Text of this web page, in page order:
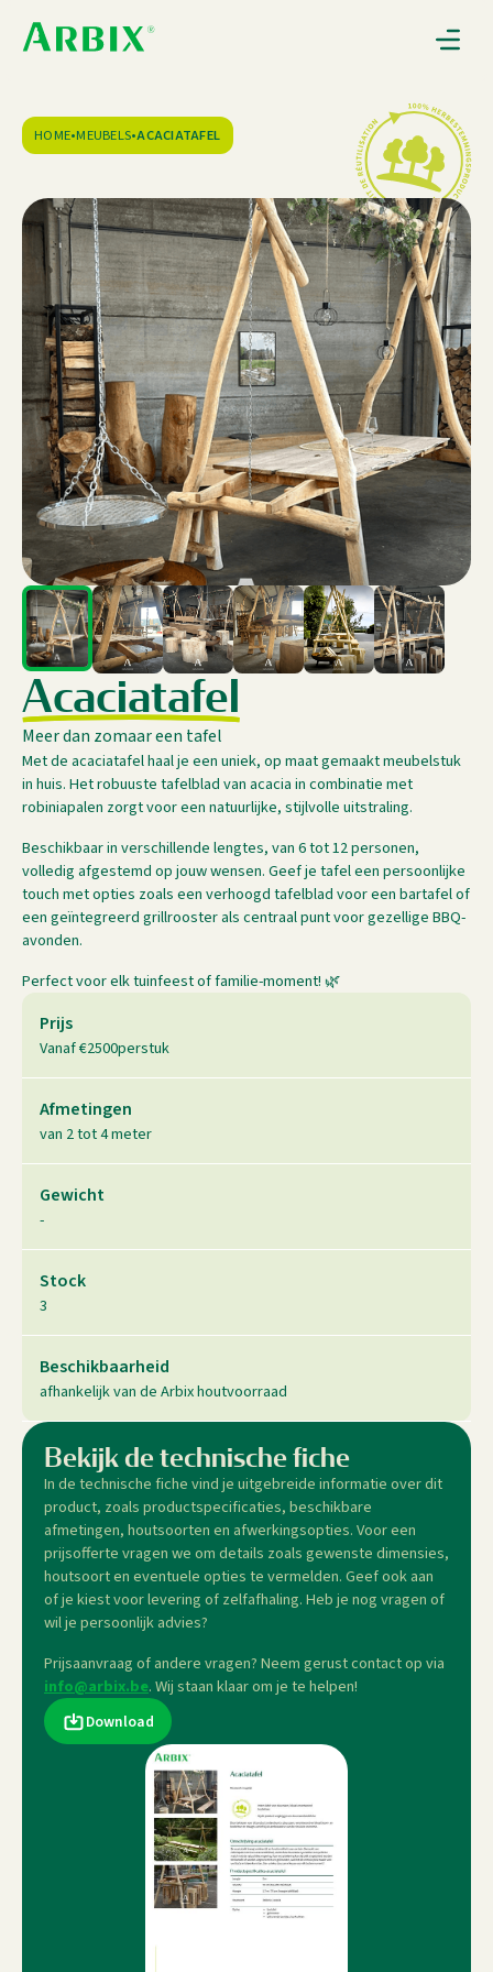
Gebruiksaanwijzingen
Over Arbix
Contact
0
HOME•MEUBELS•ACACIATAFEL
Acaciatafel
Meer dan zomaar een tafel
Met de acaciatafel haal je een uniek, op maat gemaakt meubelstuk
in huis. Het robuuste tafelblad van acacia in combinatie met
robiniapalen zorgt voor een natuurlijke, stijlvolle uitstraling.
Beschikbaar in verschillende lengtes, van 6 tot 12 personen,
volledig afgestemd op jouw wensen. Geef je tafel een persoonlijke
touch met opties zoals een verhoogd tafelblad voor een bartafel of
een geïntegreerd grillrooster als centraal punt voor gezellige BBQ-
avonden.
Perfect voor elk tuinfeest of familie-moment! 🌿
Prijs
Vanaf €2500perstuk
Afmetingen
van 2 tot 4 meter
Gewicht
-
Stock
3
Beschikbaarheid
afhankelijk van de Arbix houtvoorraad
Bekijk de technische fiche
In de technische fiche vind je uitgebreide informatie over dit
product, zoals productspecificaties, beschikbare
afmetingen, houtsoorten en afwerkingsopties. Voor een
prijsofferte vragen we om details zoals gewenste dimensies,
houtsoort en eventuele opties te vermelden. Geef ook aan
of je kiest voor levering of zelfafhaling. Heb je nog vragen of
wil je persoonlijk advies?
Prijsaanvraag of andere vragen? Neem gerust contact op via
info@arbix.be. Wij staan klaar om je te helpen!
Download